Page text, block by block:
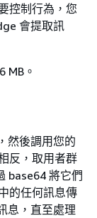
控制行為，您
會提取訊
MB。
然後調用您的
反，取用者群
base64 將它們
的任何訊息傳
息，直至處理